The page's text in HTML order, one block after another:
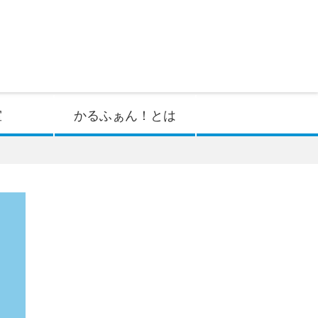
かるふぁん！とは